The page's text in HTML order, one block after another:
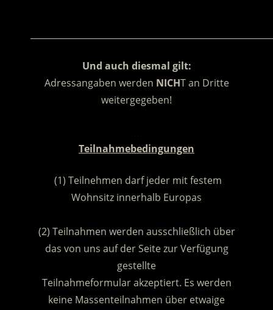
Und auch diesmal gilt:
Adressangaben werden NICHT an Dritte
weitergegeben!
Teilnahmebedingungen
(1) Teilnehmen darf jeder mit festem
Wohnsitz innerhalb Europas
(2) Teilnahmen werden ausschließlich über
das von uns auf der Seite zur Verfügung
gestellte
Teilnahmeformular akzeptiert. Es werden
keine Massenteilnahmen über etwaige